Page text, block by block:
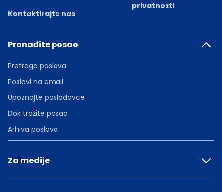
Kontaktirajte nas
privatnosti
Pronađite posao
Pretraga poslova
Poslovi na email
Upoznajte poslodavce
Dok tražite posao
Arhiva poslova
Za medije